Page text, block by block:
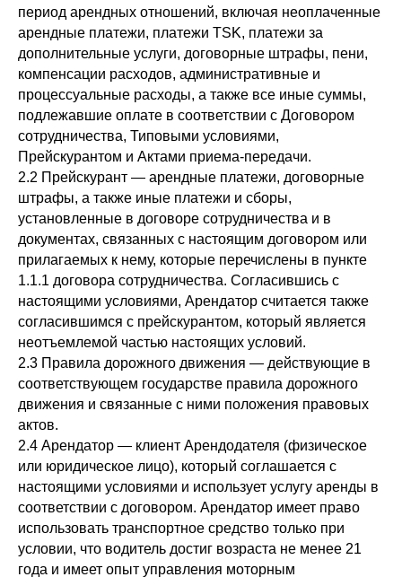
период арендных отношений, включая неоплаченные
арендные платежи, платежи TSK, платежи за
дополнительные услуги, договорные штрафы, пени,
компенсации расходов, административные и
процессуальные расходы, а также все иные суммы,
подлежавшие оплате в соответствии с Договором
сотрудничества, Типовыми условиями,
Прейскурантом и Актами приема-передачи.
2.2 Прейскурант — арендные платежи, договорные
штрафы, а также иные платежи и сборы,
установленные в договоре сотрудничества и в
документах, связанных с настоящим договором или
прилагаемых к нему, которые перечислены в пункте
1.1.1 договора сотрудничества. Согласившись с
настоящими условиями, Арендатор считается также
согласившимся с прейскурантом, который является
неотъемлемой частью настоящих условий.
2.3 Правила дорожного движения — действующие в
соответствующем государстве правила дорожного
движения и связанные с ними положения правовых
актов.
2.4 Арендатор — клиент Арендодателя (физическое
или юридическое лицо), который соглашается с
настоящими условиями и использует услугу аренды в
соответствии с договором. Арендатор имеет право
использовать транспортное средство только при
условии, что водитель достиг возраста не менее 21
года и имеет опыт управления моторным